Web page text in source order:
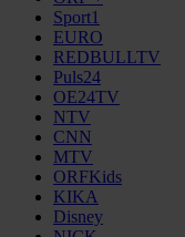
Sport1
EURO
REDBULLTV
Puls24
OE24TV
NTV
CNN
MTV
ORFKids
KIKA
Disney